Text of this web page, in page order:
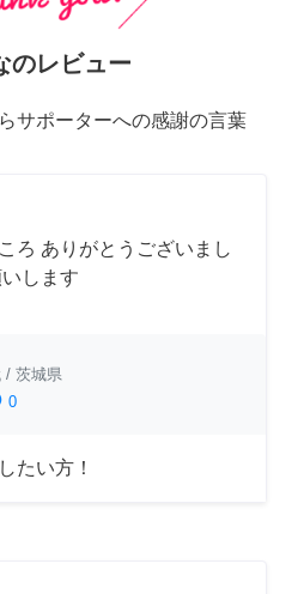
のレビュー
サポーターへの感謝の言葉
ろ ありがとうございまし
します
/ 茨城県
0
たい方！